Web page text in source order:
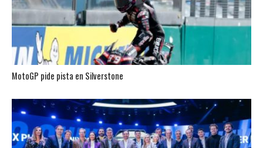
MotoGP pide pista en Silverstone